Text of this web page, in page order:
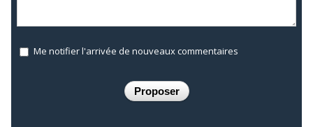
Me notifier l'arrivée de nouveaux commentaires